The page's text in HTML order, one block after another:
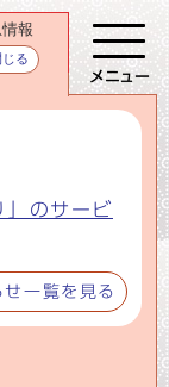
報
じる
」のサービ
一覧を見る
メニュー